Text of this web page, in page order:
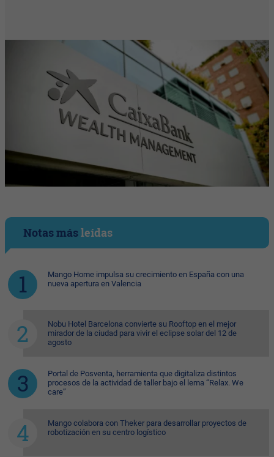
Notas másleídas
Mango Home impulsa su crecimiento en España con una
nueva apertura en Valencia
Nobu Hotel Barcelona convierte su Rooftop en el mejor
mirador de la ciudad para vivir el eclipse solar del 12 de
agosto
Portal de Posventa, herramienta que digitaliza distintos
procesos de la actividad de taller bajo el lema “Relax. We
care”
Mango colabora con Theker para desarrollar proyectos de
robotización en su centro logístico